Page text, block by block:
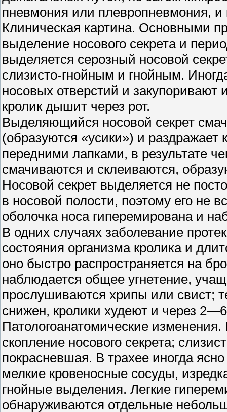
пневмония или плевропневмония, и
Клиническая картина. Основными
выделение носового секрета и
выделяется серозный носовой
слизисто-гнойным и гнойным.
носовых отверстий и закупоривают
кролик дышит через рот.
Выделяющийся носовой секрет
(образуются «усики») и раздражает
передними лапками, в результате
смачиваются и склеиваются,
Носовой секрет выделяется не
в носовой полости, поэтому его не
оболочка носа гиперемирована и
В одних случаях заболевание
состояния организма кролика и
оно быстро распространяется на
наблюдается общее угнетение,
прослушиваются хрипы или свист;
снижен, кролики худеют и через
Патологоанатомические
скопление носового секрета;
покрасневшая. В трахее иногда
мелкие кровеносные сосуды,
гнойные выделения. Легкие
обнаруживаются отдельные